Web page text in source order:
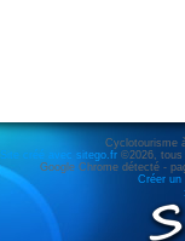
Cyclotourisme
Site créé avec sitego.fr ©2026, tous
Google Chrome détecté -
Créer un